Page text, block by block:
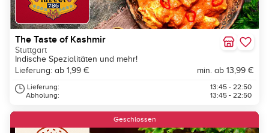
The Taste of Kashmir
Stuttgart
Indische Spezialitäten und mehr!
Lieferung: ab 1,99 €
min. ab 13,99 €
Lieferung:
Abholung:
13:45 - 22:50
13:45 - 22:50
Geschlossen